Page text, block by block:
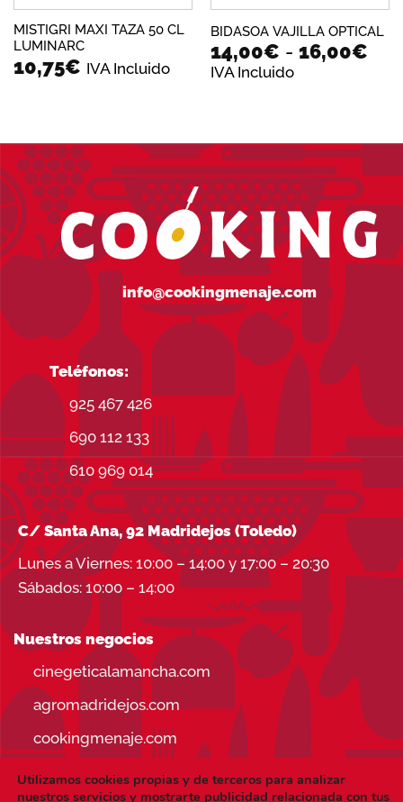
MISTIGRI MAXI TAZA 50 CL
LUMINARC
10,75€ IVA Incluido
BIDASOA VAJILLA OPTICAL
14,00€ - 16,00€
IVA Incluido
info@cookingmenaje.com
Teléfonos:
925 467 426
690 112 133
610 969 014
C/ Santa Ana, 92 Madridejos (Toledo)
Lunes a Viernes: 10:00 – 14:00 y 17:00 – 20:30
Sábados: 10:00 – 14:00
Nuestros negocios
cinegeticalamancha.com
agromadridejos.com
cookingmenaje.com
Utilizamos cookies propias y de terceros para analizar
nuestros servicios y mostrarte publicidad relacionada con tus